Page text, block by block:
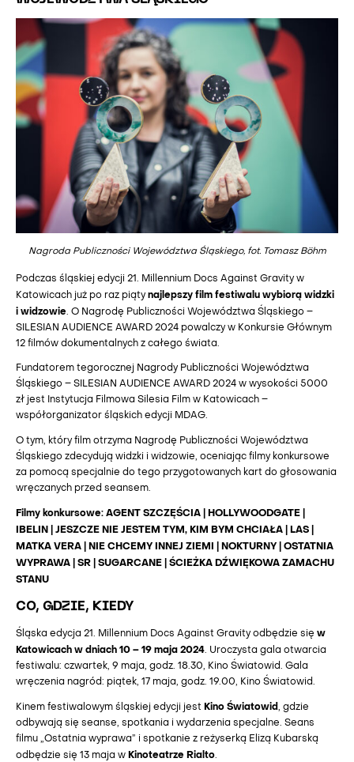
Nagroda Publiczności Województwa Śląskiego, fot. Tomasz Böhm
Podczas śląskiej edycji 21. Millennium Docs Against Gravity w
Katowicach już po raz piąty najlepszy film festiwalu wybiorą widzki
i widzowie. O Nagrodę Publiczności Województwa Śląskiego –
SILESIAN AUDIENCE AWARD 2024 powalczy w Konkursie Głównym
12 filmów dokumentalnych z całego świata.
Fundatorem tegorocznej Nagrody Publiczności Województwa
Śląskiego – SILESIAN AUDIENCE AWARD 2024 w wysokości 5000
zł jest Instytucja Filmowa Silesia Film w Katowicach –
współorganizator śląskich edycji MDAG.
O tym, który film otrzyma Nagrodę Publiczności Województwa
Śląskiego zdecydują widzki i widzowie, oceniając filmy konkursowe
za pomocą specjalnie do tego przygotowanych kart do głosowania
wręczanych przed seansem.
Filmy konkursowe: AGENT SZCZĘŚCIA | HOLLYWOODGATE |
IBELIN | JESZCZE NIE JESTEM TYM, KIM BYM CHCIAŁA | LAS |
MATKA VERA | NIE CHCEMY INNEJ ZIEMI | NOKTURNY | OSTATNIA
WYPRAWA | SR | SUGARCANE | ŚCIEŻKA DŹWIĘKOWA ZAMACHU
STANU
CO, GDZIE, KIEDY
Śląska edycja 21. Millennium Docs Against Gravity odbędzie się w
Katowicach w dniach 10 – 19 maja 2024. Uroczysta gala otwarcia
festiwalu: czwartek, 9 maja, godz. 18.30, Kino Światowid. Gala
wręczenia nagród: piątek, 17 maja, godz. 19.00, Kino Światowid.
Kinem festiwalowym śląskiej edycji jest Kino Światowid, gdzie
odbywają się seanse, spotkania i wydarzenia specjalne. Seans
filmu „Ostatnia wyprawa” i spotkanie z reżyserką Elizą Kubarską
odbędzie się 13 maja w Kinoteatrze Rialto.